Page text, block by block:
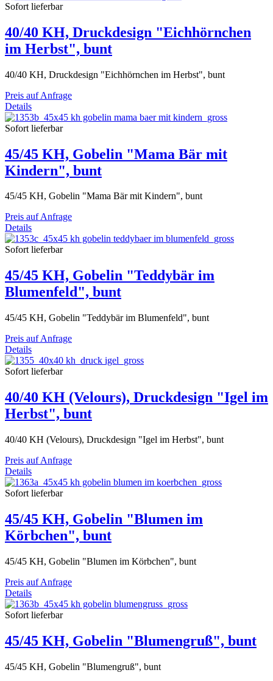
Sofort lieferbar
40/40 KH, Druckdesign "Eichhörnchen
im Herbst", bunt
40/40 KH, Druckdesign "Eichhörnchen im Herbst", bunt
Preis auf Anfrage
Details
Sofort lieferbar
45/45 KH, Gobelin "Mama Bär mit
Kindern", bunt
45/45 KH, Gobelin "Mama Bär mit Kindern", bunt
Preis auf Anfrage
Details
Sofort lieferbar
45/45 KH, Gobelin "Teddybär im
Blumenfeld", bunt
45/45 KH, Gobelin "Teddybär im Blumenfeld", bunt
Preis auf Anfrage
Details
Sofort lieferbar
40/40 KH (Velours), Druckdesign "Igel im
Herbst", bunt
40/40 KH (Velours), Druckdesign "Igel im Herbst", bunt
Preis auf Anfrage
Details
Sofort lieferbar
45/45 KH, Gobelin "Blumen im
Körbchen", bunt
45/45 KH, Gobelin "Blumen im Körbchen", bunt
Preis auf Anfrage
Details
Sofort lieferbar
45/45 KH, Gobelin "Blumengruß", bunt
45/45 KH, Gobelin "Blumengruß", bunt